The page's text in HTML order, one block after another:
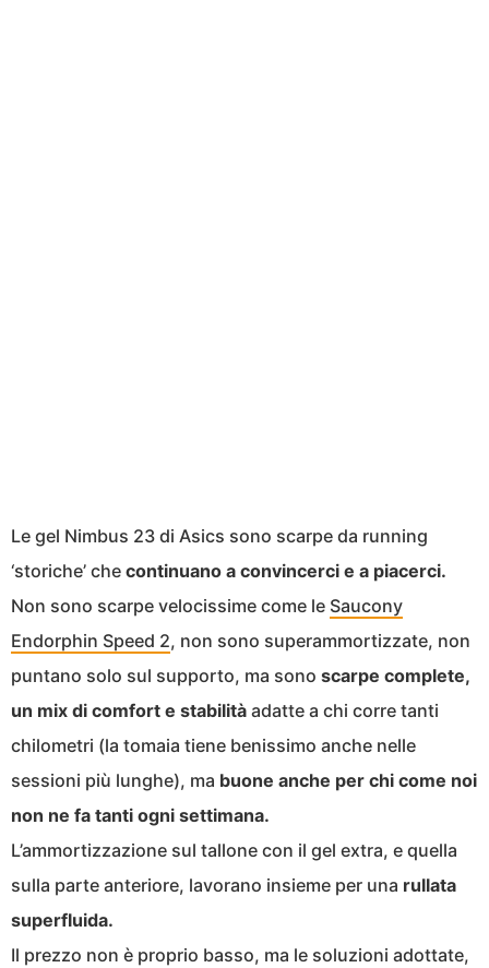
Le gel Nimbus 23 di Asics sono scarpe da running
‘storiche’ che continuano a convincerci e a piacerci.
Non sono scarpe velocissime come le Saucony
Endorphin Speed 2, non sono superammortizzate, non
puntano solo sul supporto, ma sono scarpe complete,
un mix di comfort e stabilità adatte a chi corre tanti
chilometri (la tomaia tiene benissimo anche nelle
sessioni più lunghe), ma buone anche per chi come noi
non ne fa tanti ogni settimana.
L’ammortizzazione sul tallone con il gel extra, e quella
sulla parte anteriore, lavorano insieme per una rullata
superfluida.
Il prezzo non è proprio basso, ma le soluzioni adottate,